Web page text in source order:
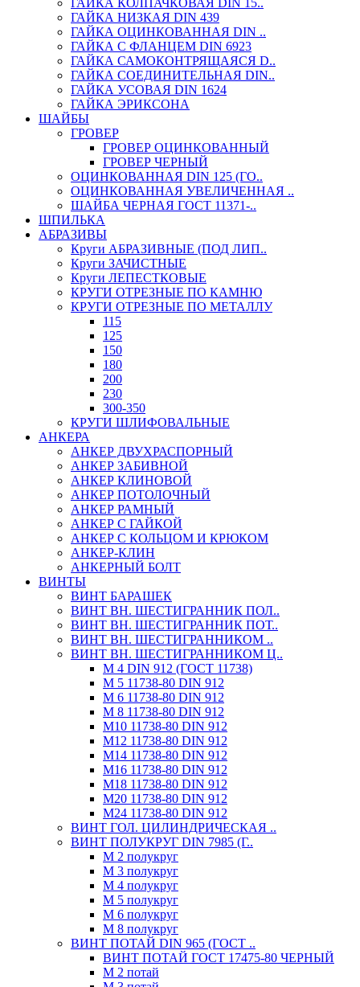
ГАЙКА КОЛПАЧКОВАЯ DIN 15..
ГАЙКА НИЗКАЯ DIN 439
ГАЙКА ОЦИНКОВАННАЯ DIN ..
ГАЙКА С ФЛАНЦЕМ DIN 6923
ГАЙКА САМОКОНТРЯЩАЯСЯ D..
ГАЙКА СОЕДИНИТЕЛЬНАЯ DIN..
ГАЙКА УСОВАЯ DIN 1624
ГАЙКА ЭРИКСОНА
ШАЙБЫ
ГРОВЕР
ГРОВЕР ОЦИНКОВАННЫЙ
ГРОВЕР ЧЕРНЫЙ
ОЦИНКОВАННАЯ DIN 125 (ГО..
ОЦИНКОВАННАЯ УВЕЛИЧЕННАЯ ..
ШАЙБА ЧЕРНАЯ ГОСТ 11371-..
ШПИЛЬКА
АБРАЗИВЫ
Круги АБРАЗИВНЫЕ (ПОД ЛИП..
Круги ЗАЧИСТНЫЕ
Круги ЛЕПЕСТКОВЫЕ
КРУГИ ОТРЕЗНЫЕ ПО КАМНЮ
КРУГИ ОТРЕЗНЫЕ ПО МЕТАЛЛУ
115
125
150
180
200
230
300-350
КРУГИ ШЛИФОВАЛЬНЫЕ
АНКЕРА
АНКЕР ДВУХРАСПОРНЫЙ
АНКЕР ЗАБИВНОЙ
АНКЕР КЛИНОВОЙ
АНКЕР ПОТОЛОЧНЫЙ
АНКЕР РАМНЫЙ
АНКЕР С ГАЙКОЙ
АНКЕР С КОЛЬЦОМ И КРЮКОМ
АНКЕР-КЛИН
АНКЕРНЫЙ БОЛТ
ВИНТЫ
ВИНТ БАРАШЕК
ВИНТ ВН. ШЕСТИГРАННИК ПОЛ..
ВИНТ ВН. ШЕСТИГРАННИК ПОТ..
ВИНТ ВН. ШЕСТИГРАННИКОМ ..
ВИНТ ВН. ШЕСТИГРАННИКОМ Ц..
М 4 DIN 912 (ГОСТ 11738)
М 5 11738-80 DIN 912
М 6 11738-80 DIN 912
М 8 11738-80 DIN 912
М10 11738-80 DIN 912
М12 11738-80 DIN 912
М14 11738-80 DIN 912
М16 11738-80 DIN 912
М18 11738-80 DIN 912
М20 11738-80 DIN 912
М24 11738-80 DIN 912
ВИНТ ГОЛ. ЦИЛИНДРИЧЕСКАЯ ..
ВИНТ ПОЛУКРУГ DIN 7985 (Г..
М 2 полукруг
М 3 полукруг
М 4 полукруг
М 5 полукруг
М 6 полукруг
М 8 полукруг
ВИНТ ПОТАЙ DIN 965 (ГОСТ ..
ВИНТ ПОТАЙ ГОСТ 17475-80 ЧЕРНЫЙ
М 2 потай